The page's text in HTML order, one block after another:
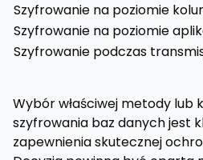
Szyfrowanie na poziomie
Szyfrowanie na poziomie
Szyfrowanie podczas
Wybór właściwej metody lub
szyfrowania baz danych jest
zapewnienia skutecznej